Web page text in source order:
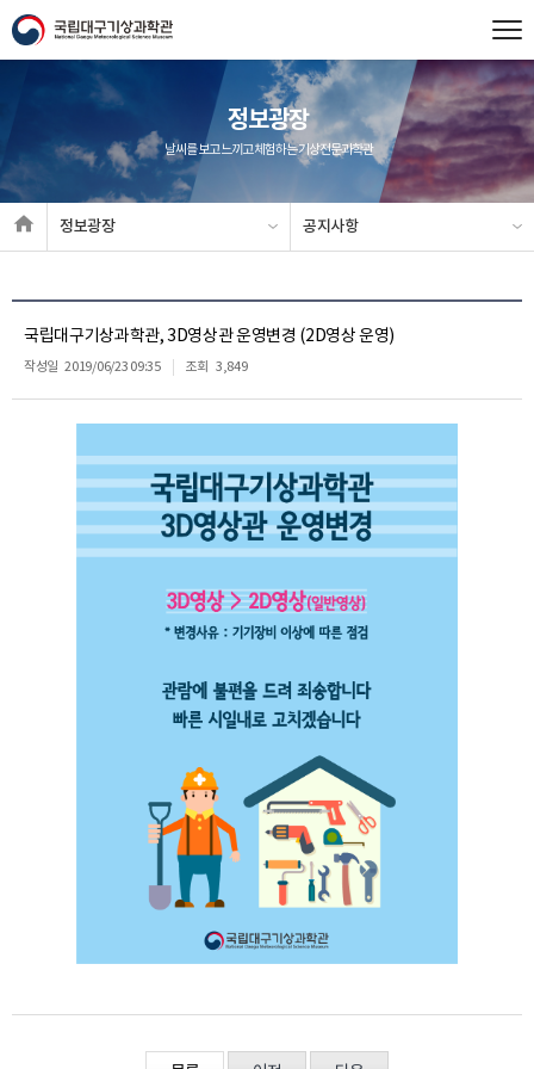
정보광장
날씨를 보고 느끼고 체험하는 기상전문과학관
정보광장 공지사항
국립대구기상과학관, 3D영상관 운영변경 (2D영상 운영)
작성일 2019/06/23 09:35 조회 3,849